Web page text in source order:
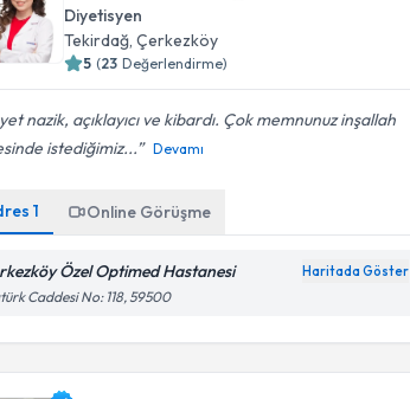
Diyetisyen
Tekirdağ , Çerkezköy
5 (23 Değerlendirme)
nazik, açıklayıcı ve kibardı. Çok memnunuz inşallah
istediğimiz...
Devamı
1 Online Görüşme
Özel Optimed Hastanesi Haritada Göster
Caddesi No: 118, 59500